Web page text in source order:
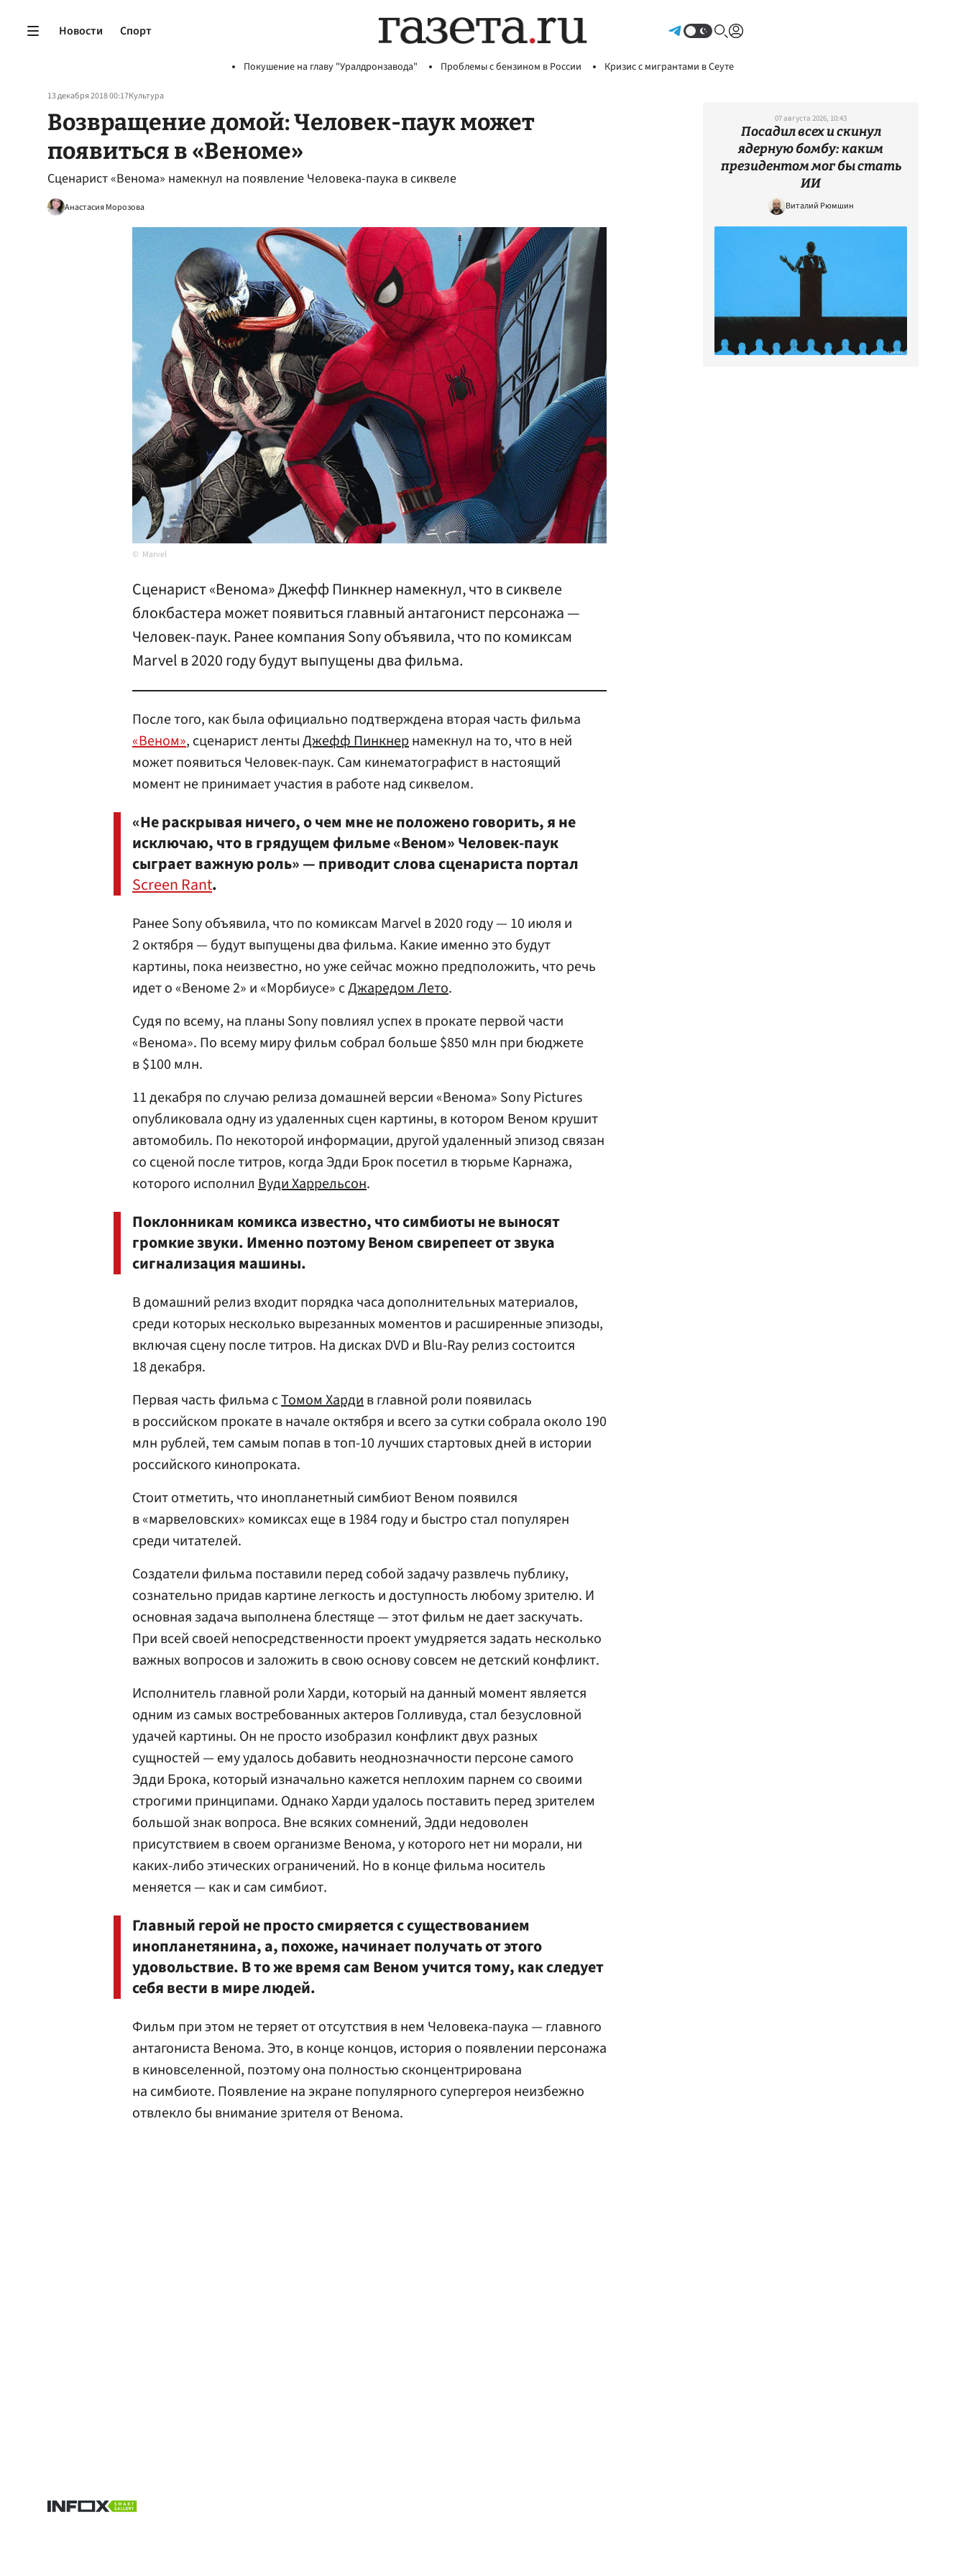
Новости Спорт
Покушение на главу "Уралдронзавода" Проблемы с бензином в России Кризис с мигрантами в Сеуте
13 декабря 2018 00:17Культура
Возвращение домой: Человек-паук может
появиться в «Веноме»
Сценарист «Венома» намекнул на появление Человека-паука в сиквеле
Анастасия Морозова
Marvel
Сценарист «Венома» Джефф Пинкнер намекнул, что в сиквеле
блокбастера может появиться главный антагонист персонажа —
Человек-паук. Ранее компания Sony объявила, что по комиксам
Marvel в 2020 году будут выпущены два фильма.
После того, как была официально подтверждена вторая часть фильма
«Веном», сценарист лентыДжефф Пинкнернамекнул на то, что в ней
может появиться Человек-паук. Сам кинематографист в настоящий
момент не принимает участия в работе над сиквелом.
«Не раскрывая ничего, о чем мне не положено говорить, я не
исключаю, что в грядущем фильме «Веном» Человек-паук
сыграет важную роль» — приводит слова сценариста портал
Screen Rant.
Ранее Sony объявила, что по комиксам Marvel в 2020 году — 10 июля и
2 октября — будут выпущены два фильма. Какие именно это будут
картины, пока неизвестно, но уже сейчас можно предположить, что речь
идет о «Веноме 2» и «Морбиусе» сДжаредом Лето.
Судя по всему, на планы Sony повлиял успех в прокате первой части
«Венома». По всему миру фильм собрал больше $850 млн при бюджете
в $100 млн.
11 декабря по случаю релиза домашней версии «Венома» Sony Pictures
опубликовала одну из удаленных сцен картины, в котором Веном крушит
автомобиль. По некоторой информации, другой удаленный эпизод связан
со сценой после титров, когда Эдди Брок посетил в тюрьме Карнажа,
которого исполнил Вуди Харрельсон.
Поклонникам комикса известно, что симбиоты не выносят
громкие звуки. Именно поэтому Веном свирепеет от звука
сигнализация машины.
В домашний релиз входит порядка часа дополнительных материалов,
среди которых несколько вырезанных моментов и расширенные эпизоды,
включая сцену после титров. На дисках DVD и Blu-Ray релиз состоится
18 декабря.
Первая часть фильма сТомом Хардив главной роли появилась
в российском прокате в начале октября и всего за сутки собрала около 190
млн рублей, тем самым попав в топ-10 лучших стартовых дней в истории
российского кинопроката.
Стоит отметить, что инопланетный симбиот Веном появился
в «марвеловских» комиксах еще в 1984 году и быстро стал популярен
среди читателей.
Создатели фильма поставили перед собой задачу развлечь публику,
сознательно придав картине легкость и доступность любому зрителю. И
основная задача выполнена блестяще — этот фильм не дает заскучать.
При всей своей непосредственности проект умудряется задать несколько
важных вопросов и заложить в свою основу совсем не детский конфликт.
Исполнитель главной роли Харди, который на данный момент является
одним из самых востребованных актеров Голливуда, стал безусловной
удачей картины. Он не просто изобразил конфликт двух разных
сущностей — ему удалось добавить неоднозначности персоне самого
Эдди Брока, который изначально кажется неплохим парнем со своими
строгими принципами. Однако Харди удалось поставить перед зрителем
большой знак вопроса. Вне всяких сомнений, Эдди недоволен
присутствием в своем организме Венома, у которого нет ни морали, ни
каких-либо этических ограничений. Но в конце фильма носитель
меняется — как и сам симбиот.
Главный герой не просто смиряется с существованием
инопланетянина, а, похоже, начинает получать от этого
удовольствие. В то же время сам Веном учится тому, как следует
себя вести в мире людей.
Фильм при этом не теряет от отсутствия в нем Человека-паука — главного
антагониста Венома. Это, в конце концов, история о появлении персонажа
в киновселенной, поэтому она полностью сконцентрирована
на симбиоте. Появление на экране популярного супергероя неизбежно
отвлекло бы внимание зрителя от Венома.
07 августа 2026, 10:43
Посадил всех и скинул
ядерную бомбу: каким
президентом мог бы стать
ИИ
Виталий Рюмшин